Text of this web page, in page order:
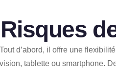
de
d’abord, il offre une
tablette ou smartphone.